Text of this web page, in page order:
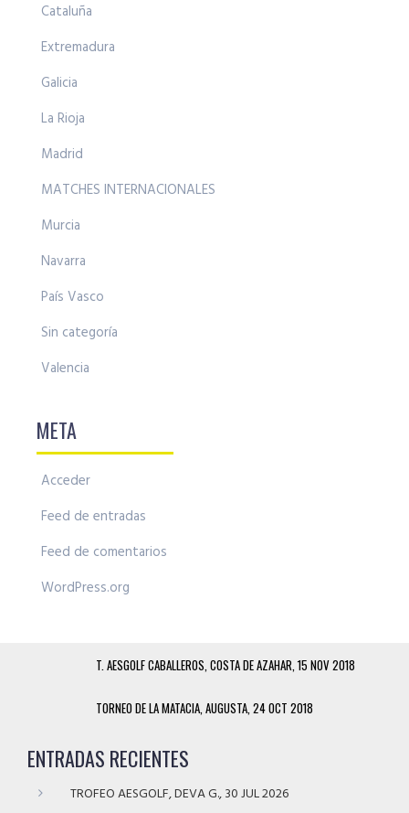
Cataluña
Extremadura
Galicia
La Rioja
Madrid
MATCHES INTERNACIONALES
Murcia
Navarra
País Vasco
Sin categoría
Valencia
META
Acceder
Feed de entradas
Feed de comentarios
WordPress.org
T. AESGOLF CABALLEROS, COSTA DE AZAHAR, 15 NOV 2018
TORNEO DE LA MATACIA, AUGUSTA, 24 OCT 2018
ENTRADAS RECIENTES
TROFEO AESGOLF, DEVA G., 30 JUL 2026